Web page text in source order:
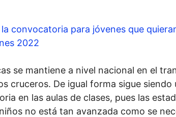
convocatoria para jóvenes que
2022
se mantiene a nivel nacional en el
cruceros. De igual forma sigue siendo
en las aulas de clases, pues las
no está tan avanzada como se